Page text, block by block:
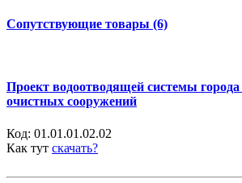
Сопутствующие товары (6)
Проект водоотводящей системы города
очистных сооружений
Код: 01.01.01.02.02
Как тут скачать?